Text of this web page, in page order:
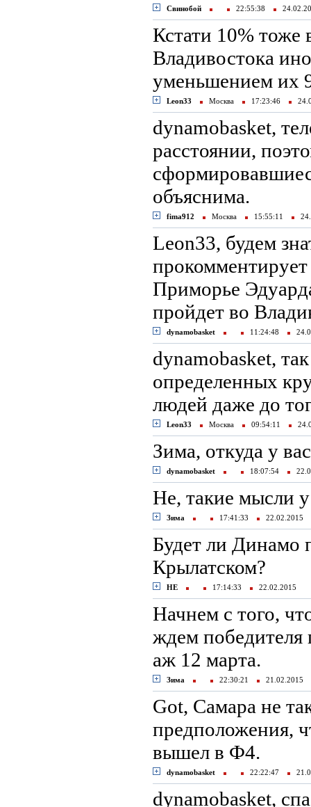
Свинобой 22:55:38
Кстати 10% тоже
Владивостока
уменьшением их
Leon33 Москва 17:23:46
dynamobasket,
расстоянии,
объяснима.
fima912 Москва 15:55:11
Leon33, будем
прокомментирует
Приморье
пройдет во
dynamobasket 11:24:48
dynamobasket,
определенных
людей даже до
Leon33 Москва 09:54:11
Зима, откуда у
dynamobasket 18:07:54
Не, такие мысли у
Зима 17:41:33 22.02.2015
Будет ли Динамо
Крылатском?
НЕ 17:14:33 22.02.2015
Начнем с того,
ждем
аж 12 марта.
Зима 22:30:21 21.02.2015
Got, Самара не
предположения,
вышел в Ф4.
dynamobasket 22:22:47
dynamobasket,